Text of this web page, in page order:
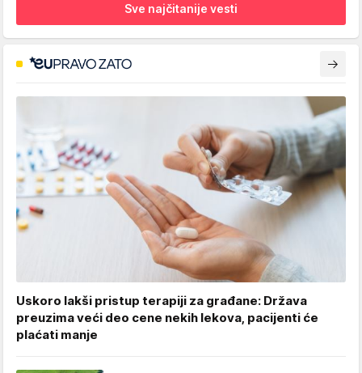
Sve najčitanije vesti
Uskoro lakši pristup terapiji za građane: Država
preuzima veći deo cene nekih lekova, pacijenti će
plaćati manje